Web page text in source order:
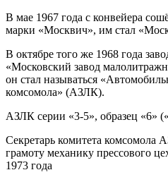
В мае 1967 года с конвейера
марки «Москвич», им стал
В октябре того же 1968 года
«Московский завод
он стал называться
комсомола» (АЗЛК).
АЗЛК серии «3-5», образец «6»
Секретарь комитета комсомола
грамоту механику прессового
1973 года